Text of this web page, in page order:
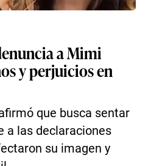
a Mimi
y perjuicios en
que busca sentar
a las declaraciones
su imagen y